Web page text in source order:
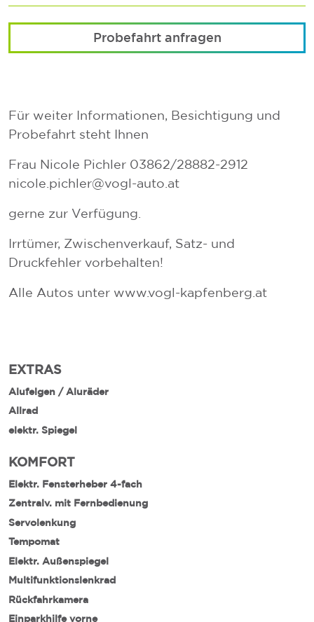
Probefahrt anfragen
Für weiter Informationen, Besichtigung und
Probefahrt steht Ihnen
Frau Nicole Pichler 03862/28882-2912
nicole.pichler@vogl-auto.at
gerne zur Verfügung.
Irrtümer, Zwischenverkauf, Satz- und
Druckfehler vorbehalten!
Alle Autos unter www.vogl-kapfenberg.at
EXTRAS
Alufelgen / Aluräder
Allrad
elektr. Spiegel
KOMFORT
Elektr. Fensterheber 4-fach
Zentralv. mit Fernbedienung
Servolenkung
Tempomat
Elektr. Außenspiegel
Multifunktionslenkrad
Rückfahrkamera
Einparkhilfe vorne